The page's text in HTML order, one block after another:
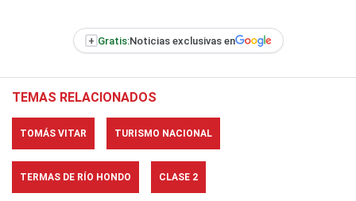
+ Gratis:Noticias exclusivas en
TEMAS RELACIONADOS
TOMÁS VITAR TURISMO NACIONAL
TERMAS DE RÍO HONDO CLASE 2